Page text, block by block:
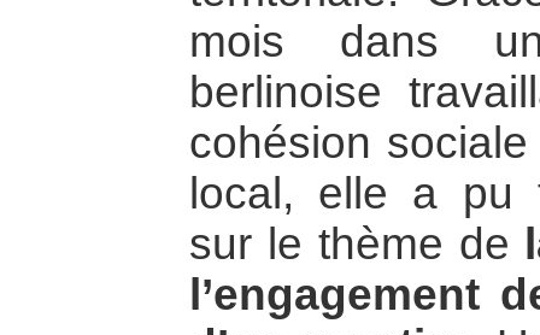
mois dans
berlinoise
cohésion
local, elle a pu
sur le thème de
l’engagement